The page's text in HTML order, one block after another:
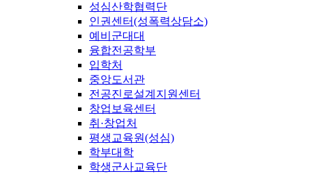
성심산학협력단
인권센터(성폭력상담소)
예비군대대
융합전공학부
입학처
중앙도서관
전공진로설계지원센터
창업보육센터
취·창업처
평생교육원(성심)
학부대학
학생군사교육단